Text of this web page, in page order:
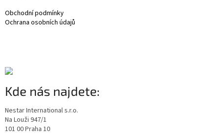
Obchodní podmínky
Ochrana osobních údajů
Kde nás najdete:
Nestar International s.r.o.
Na Louži 947/1
101 00 Praha 10